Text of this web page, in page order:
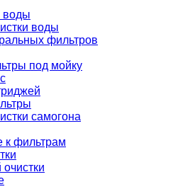
воды
воды
фильтров
под мойку
самогона
к фильтрам